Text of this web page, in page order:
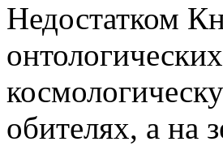
Недостатком
обителях, а на